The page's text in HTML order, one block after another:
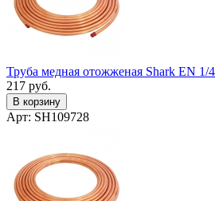
Труба медная отожженая Shark EN 1/
217 руб.
В корзину
Арт: SH109728